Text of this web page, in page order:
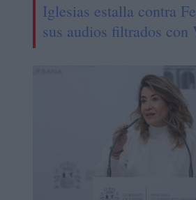
Iglesias estalla contra
sus audios filtrados